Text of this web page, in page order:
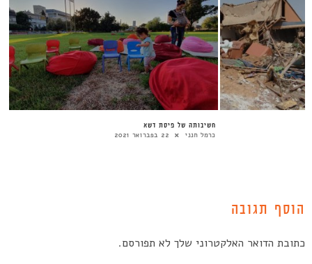
חשיבותה של פיסת דשא
כרמל חנני 22 בפברואר 2021
הוסף תגובה
כתובת הדואר האלקטרוני שלך לא תפורסם.